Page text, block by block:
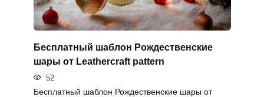
Бесплатный шаблон Рождественские
шары от Leathercraft pattern
52
Бесплатный шаблон Рождественские шары от